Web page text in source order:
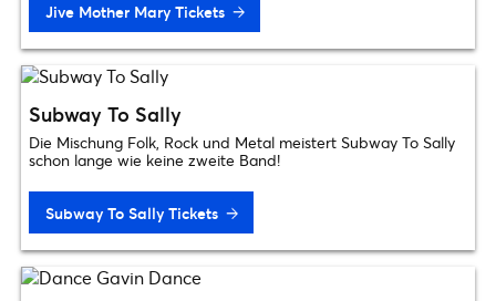
Jive Mother Mary Tickets
Subway To Sally
Die Mischung Folk, Rock und Metal meistert Subway To Sally
schon lange wie keine zweite Band!
Subway To Sally Tickets